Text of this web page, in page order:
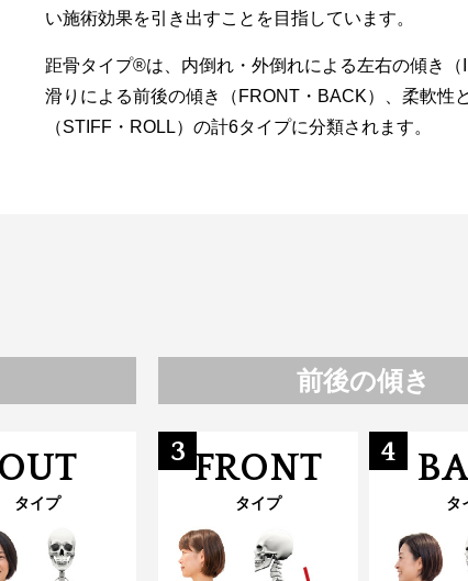
い施術効果を引き出すことを目指しています。
距骨タイプ®︎は、内倒れ・外倒れによる左右の傾き
滑りによる前後の傾き（FRONT・BACK）、柔軟性
（STIFF・ROLL）の計6タイプに分類されます。
OUT
タイプ
前後の傾き
3 FRONT
タイプ
4
タ